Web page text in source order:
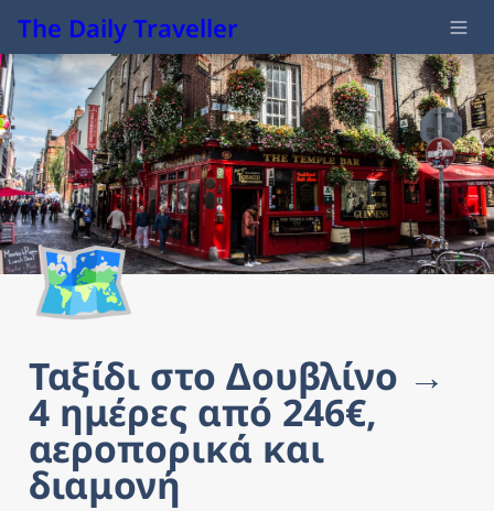
The Daily Traveller
🗺️
Ταξίδι στο Δουβλίνο →
4 ημέρες από 246€,
αεροπορικά και
διαμονή